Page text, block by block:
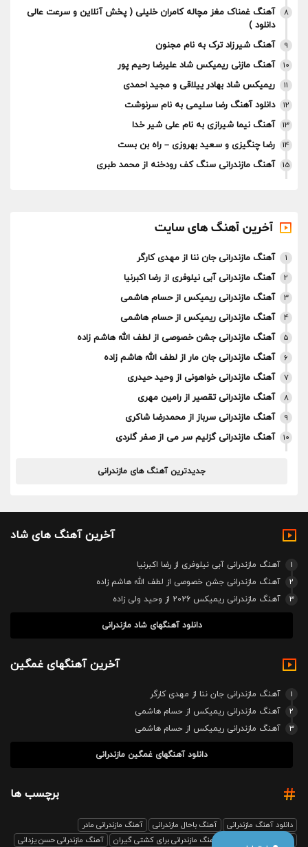
8
آهنگ غمناک مغز مچاله کامران خلیلی ( پخش آنلاین و سرعت عالی
دانلود )
9 آهنگ شیرزاد ترک به نام مجنون
10 آهنگ مازنی ریمیکس شاد علیرضا رحیم پور
11 ریمیکس شاد بهادر ییلاقی و مجید احمدی
12 دانلود آهنگ رضا سلیمی به نام سرنوشت
13 آهنگ نیما شیرازی به نام علی شیر خدا
14 رضا چنگیزی و سعید بهروزی – راه بن بست
15 آهنگ مازندرانی سنگ کف رودخنه از محمد طبری
آخرین آهنگ های سایت
1 آهنگ مازندرانی جان ننا از مهدی کارگر
2 آهنگ مازندرانی آبی نیلوفری از رضا اکبرنیا
3 آهنگ مازندرانی ریمیکس از حسام هاشمی
4 آهنگ مازندرانی ریمیکس از حسام هاشمی
5 آهنگ مازندرانی جشن خصوصی از لطف الله هاشم زاده
6 آهنگ مازندرانی جان مار از لطف الله هاشم زاده
7 آهنگ مازندرانی خواهونی از وحید حیدری
8 آهنگ مازندرانی تقصیر از رامین مهری
9 آهنگ مازندرانی سرباز از محمدرضا شاکری
10 آهنگ مازندرانی گزلیم سر می از صفر گلردی
جدیدترین آهنگ های مازندرانی
آخرین آهنگ های شاد
1
آهنگ مازندرانی آبی نیلوفری از رضا اکبرنیا
2
آهنگ مازندرانی جشن خصوصی از لطف الله هاشم زاده
3
آهنگ مازندرانی ریمیکس 2026 از وحید ولی زاده
دانلود آهنگهای شاد مازندرانی
آخرین آهنگهای غمگین
1
آهنگ مازندرانی جان ننا از مهدی کارگر
2
آهنگ مازندرانی ریمیکس از حسام هاشمی
3
آهنگ مازندرانی ریمیکس از حسام هاشمی
دانلود آهنگهای غمگین مازندرانی
برچسب ها
دانلود آهنگ مازندرانی آهنگ باحال مازندرانی
آهنگ مازندرانی مادر
آهنگ مازندرانی برای کشتی گیران آهنگ مازندرانی حسن یزدانی